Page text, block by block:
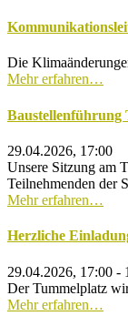
Die
Mehr erfahren…
Baustellenführung
29.04.2026, 17:00
Unsere Sitzung am
Teilnehmenden der
Mehr erfahren…
Herzliche
29.04.2026, 17:00 -
Der Tummelplatz
Mehr erfahren…